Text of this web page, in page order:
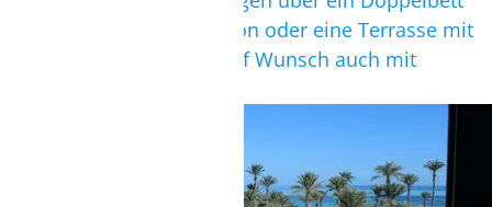
sowie einen eigenen Balkon oder eine Terrasse mit
Garten- oder Poolblick. Auf Wunsch auch mit